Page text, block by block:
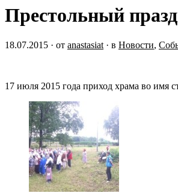
Престольный
18.07.2015 · от anastasiat · в Новости,
17 июля 2015 года приход храма во имя